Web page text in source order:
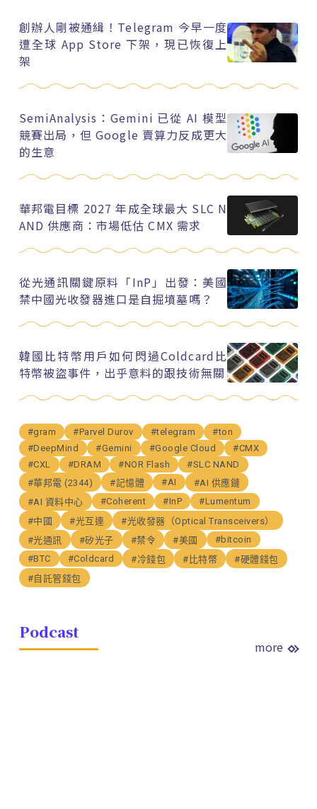
創辦人剛被通緝！Telegram 今早一度
遭全球 App Store 下架，現已恢復上
架
SemiAnalysis：Gemini 已從 AI 模型
競賽出局，但 Google 賣算力反成更大
的生意
華邦電目標 2027 年成全球最大 SLC N
AND 供應商：市場低估 CMX 需求
從光通訊關鍵原料「InP」出發：美國
禁中國光收發器進口是自掘墳墓嗎？
韓國比特幣用戶如何閃過Coldcard比
特幣被盜事件，出乎意料的跟技術無關
#gram #Parvel Durov #telegram
#ton
#DeepMind
#Gemini #Google Cloud
#CMX
#CXL
#DRAM #NOR Flash
#SLC NAND
#華邦電 (2344)
#記憶體 #AI
#AI 供應鏈
#AI 資料中心
#Coherent #InP
#Lumentum
#中國
#光互連
#光收發器（Optical Transceivers）
#光通訊
#矽光子 #禁令 #美國
#bitcoin
#BTC
#Coldcard #冷錢包 #比特幣
#硬體錢包
#自託管錢包
Podcast
more